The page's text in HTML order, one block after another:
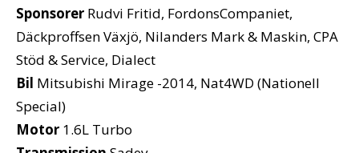
Sponsorer Rudvi Fritid, FordonsCompaniet,
Däckproffsen Växjö, Nilanders Mark & Maskin, CPA
Stöd & Service, Dialect
Bil Mitsubishi Mirage -2014, Nat4WD (Nationell
Special)
Motor 1.6L Turbo